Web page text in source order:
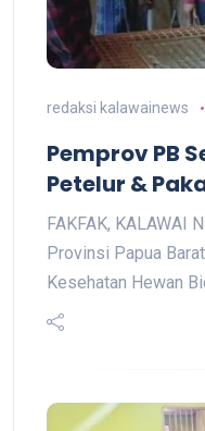
redaksi kalawainews
Pemprov PB
Petelur &
FAKFAK, KALAWAI
Provinsi Papua
Kesehatan Hewan